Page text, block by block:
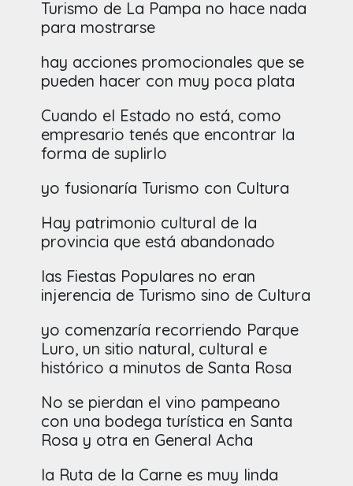
Turismo de La Pampa no hace nada
para mostrarse
hay acciones promocionales que se
pueden hacer con muy poca plata
Cuando el Estado no está, como
empresario tenés que encontrar la
forma de suplirlo
yo fusionaría Turismo con Cultura
Hay patrimonio cultural de la
provincia que está abandonado
las Fiestas Populares no eran
injerencia de Turismo sino de Cultura
yo comenzaría recorriendo Parque
Luro, un sitio natural, cultural e
histórico a minutos de Santa Rosa
No se pierdan el vino pampeano
con una bodega turística en Santa
Rosa y otra en General Acha
la Ruta de la Carne es muy linda